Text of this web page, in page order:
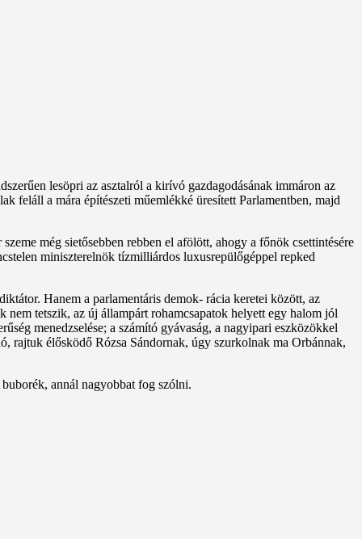
lesöpri az asztalról a kirívó gazdagodásának immáron az
feláll a mára építészeti műemlékké üresített Parlamentben, majd
még sietősebben rebben el afölött, ahogy a főnök csettintésére
miniszterelnök tízmilliárdos luxusrepülőgéppel repked
Hanem a parlamentáris demok- rácia keretei között, az
nem tetszik, az új állampárt rohamcsapatok helyett egy halom jól
menedzselése; a számító gyávaság, a nagyipari eszközökkel
rajtuk élősködő Rózsa Sándornak, úgy szurkolnak ma Orbánnak,
annál nagyobbat fog szólni.